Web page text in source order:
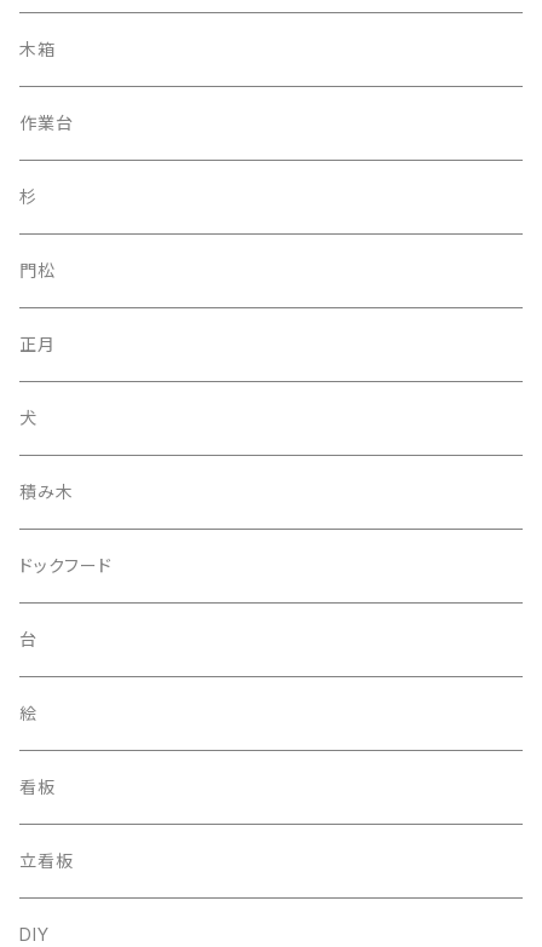
木箱
作業台
杉
門松
正月
犬
積み木
ドックフード
台
絵
看板
立看板
DIY